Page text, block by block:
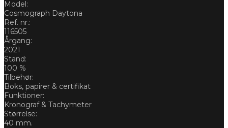
Model:
Cosmograph Daytona
Ref. nr.:
116505
Årgang:
2021
Stand:
100 %
Tilbehør:
Boks, papirer & certifikat
Funktioner:
Kronograf & Tachymeter
Størrelse:
40 mm.